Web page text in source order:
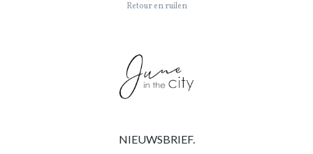
Retour en ruilen
NIEUWSBRIEF.